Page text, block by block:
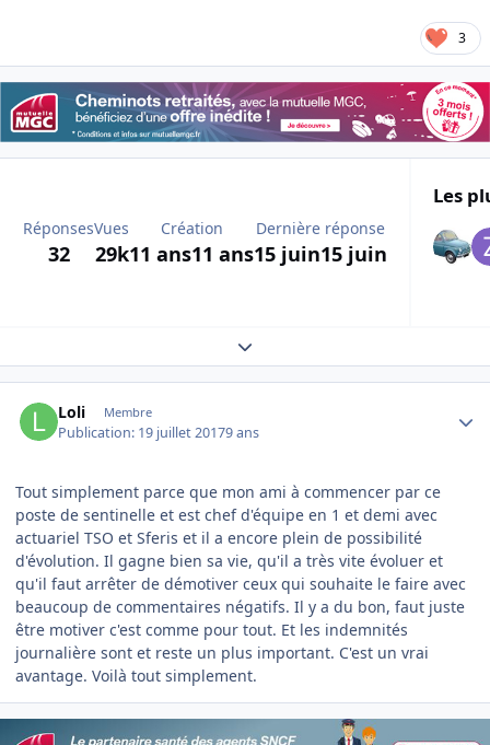
3
Réponses
32
Vues
29k
Création
11 ans11 ans
Dernière réponse
15 juin15 juin
Les
Expand topic overview
Loli Membre
Publication: 19 juillet 20179 ans
Tout simplement parce que mon ami à commencer par ce
poste de sentinelle et est chef d'équipe en 1 et demi avec
actuariel TSO et Sferis et il a encore plein de possibilité
d'évolution. Il gagne bien sa vie, qu'il a très vite évoluer et
qu'il faut arrêter de démotiver ceux qui souhaite le faire avec
beaucoup de commentaires négatifs. Il y a du bon, faut juste
être motiver c'est comme pour tout. Et les indemnités
journalière sont et reste un plus important. C'est un vrai
avantage. Voilà tout simplement.